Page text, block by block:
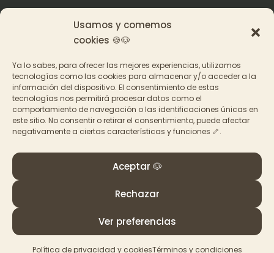
Usamos y comemos
cookies 🍪🐶
Ya lo sabes, para ofrecer las mejores experiencias, utilizamos
tecnologías como las cookies para almacenar y/o acceder a la
información del dispositivo. El consentimiento de estas
tecnologías nos permitirá procesar datos como el
comportamiento de navegación o las identificaciones únicas en
este sitio. No consentir o retirar el consentimiento, puede afectar
negativamente a ciertas características y funciones 🦴.
Aceptar 🐶
Rechazar
Ver preferencias
Política de privacidad y cookiesTérminos y condiciones
Acceder a los cursos
Contacto
© PAT Educadora Canina, Galicia
cookies